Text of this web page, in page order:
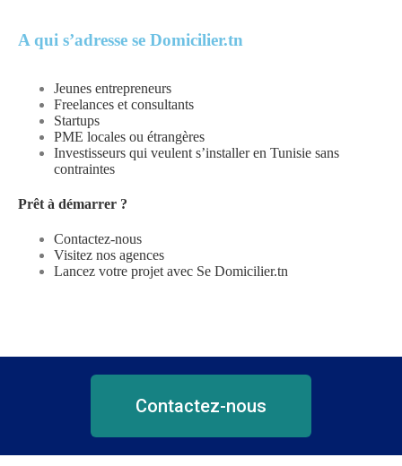
A qui s’adresse se Domicilier.tn
Jeunes entrepreneurs
Freelances et consultants
Startups
PME locales ou étrangères
Investisseurs qui veulent s’installer en Tunisie sans
contraintes
Prêt à démarrer ?
Contactez-nous
Visitez nos agences
Lancez votre projet avec Se Domicilier.tn
Contactez-nous